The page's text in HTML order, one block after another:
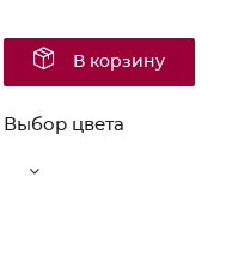
В корзину
Выбор цвета